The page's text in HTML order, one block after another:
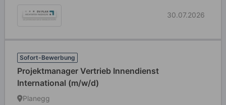
30.07.2026
Sofort-Bewerbung
Projektmanager Vertrieb Innendienst
International (m/w/d)
Planegg